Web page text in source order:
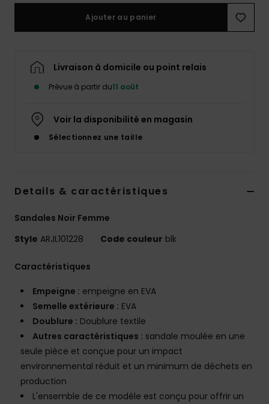
néoprène
Ajouter au panier
Livraison à domicile ou point relais
Prévue à partir du11 août
Voir la disponibilité en magasin
Sélectionnez une taille
Details & caractéristiques
Sandales Noir Femme
Style ARJL101228 Code couleur blk
Caractéristiques
Empeigne : empeigne en EVA
Semelle extérieure : EVA
Doublure : Doublure textile
Autres caractéristiques : sandale moulée en une
seule pièce et conçue pour un impact
environnemental réduit et un minimum de déchets en
production
L'ensemble de ce modèle est conçu pour offrir un